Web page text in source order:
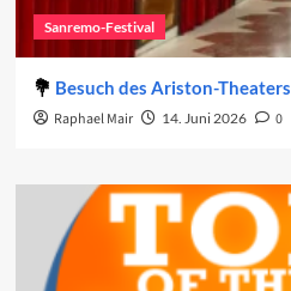
Sanremo-Festival
Besuch des Ariston-Theaters
Raphael Mair 14. Juni 2026 0